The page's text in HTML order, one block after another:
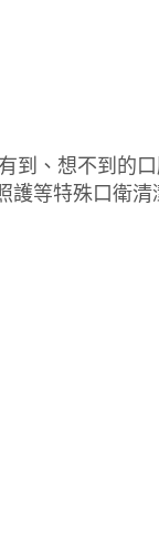
到、想不到的
護等特殊口衛